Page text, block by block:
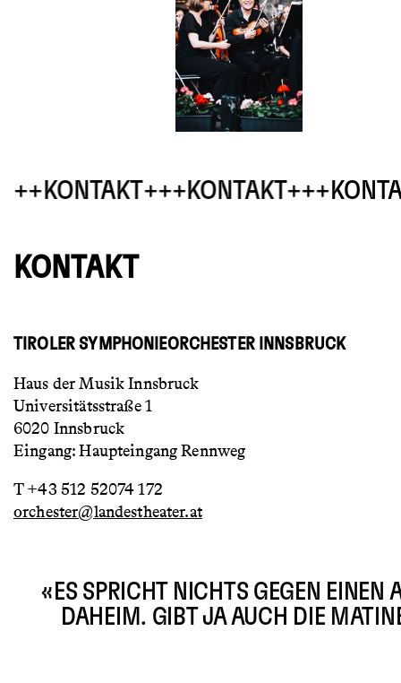
KONTAKT KONTAKT
KONTAKT
TIROLER SYMPHONIEORCHESTER INNSBRUCK
Haus der Musik Innsbruck
Universitätsstraße 1
6020 Innsbruck
Eingang: Haupteingang Rennweg
T +43 512 52074 172
orchester@landestheater.at
«ES SPRICHT NICHTS GEGEN EINEN
DAHEIM. GIBT JA AUCH DIE